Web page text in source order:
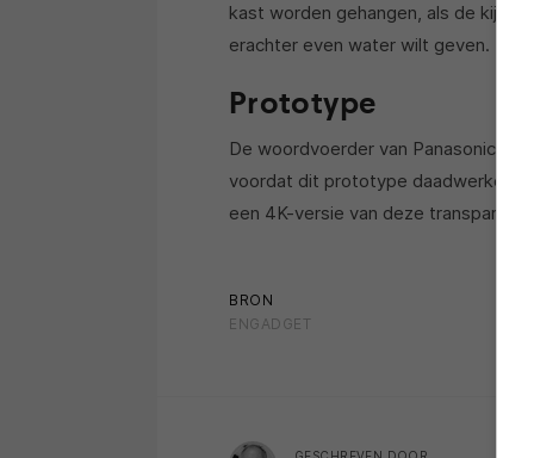
kast worden gehangen, als de
erachter even water wilt geven.
Prototype
De woordvoerder van Panasonic in
voordat dit prototype daadwerkelijk
een 4K-versie van deze
BRON
ENGADGET